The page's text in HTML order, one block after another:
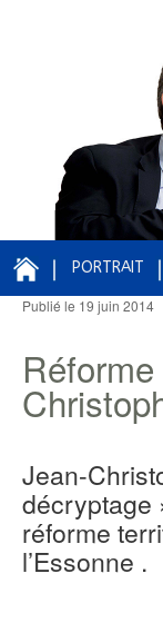
PORTRAIT
Navigation des
Publié le 19 juin 2014
Jean-
décryptage
réforme
l’Essonne .